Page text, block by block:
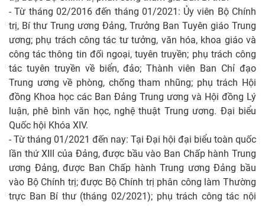
- Từ tháng 02/2016 đến tháng 01/2021: Ủy viên Bộ Chính
trị, Bí thư Trung ương Đảng, Trưởng Ban Tuyên giáo Trung
ương; phụ trách công tác tư tưởng, văn hóa, khoa giáo và
công tác thông tin đối ngoại, tuyên truyền; phụ trách công
tác tuyên truyền về biển, đảo; Thành viên Ban Chỉ đạo
Trung ương về phòng, chống tham nhũng; phụ trách Hội
đồng Khoa học các Ban Đảng Trung ương và Hội đồng Lý
luận, phê bình văn học, nghệ thuật Trung ương. Đại biểu
Quốc hội Khóa XIV.
- Từ tháng 01/2021 đến nay: Tại Đại hội đại biểu toàn quốc
lần thứ XIII của Đảng, được bầu vào Ban Chấp hành Trung
ương Đảng, được Ban Chấp hành Trung ương Đảng bầu
vào Bộ Chính trị; được Bộ Chính trị phân công làm Thường
trực Ban Bí thư (tháng 02/2021); phụ trách công tác nội